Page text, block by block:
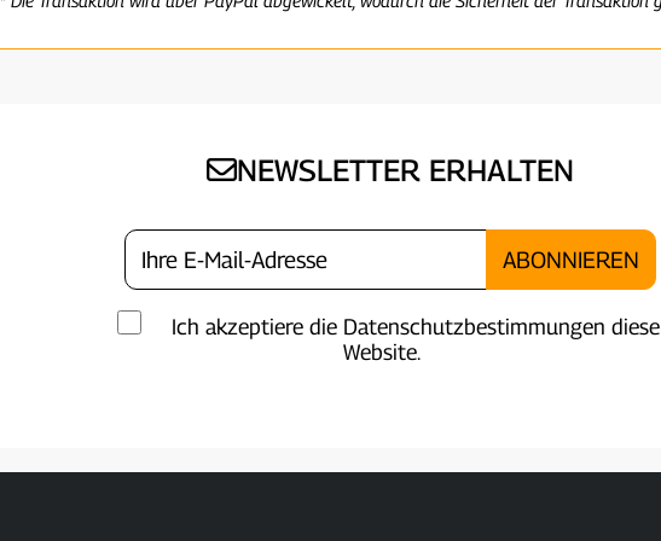
NEWSLETTER ERHALTEN
Ich akzeptiere die Datenschutzbestimmungen
Website.